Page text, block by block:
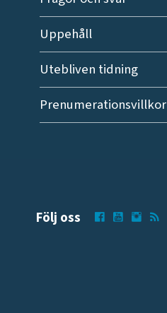
Uppehåll
Utebliven tidning
Prenumerationsvillkor
Följ oss